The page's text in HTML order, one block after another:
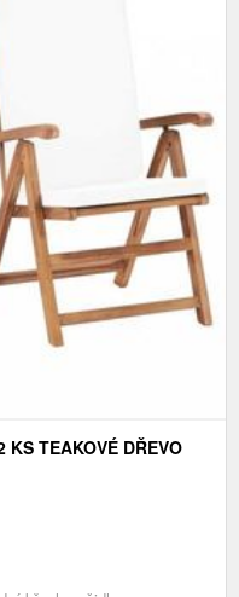
KS TEAKOVÉ DŘEVO